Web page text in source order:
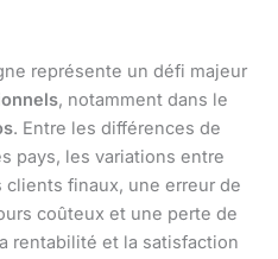
représente un défi majeur
, notamment dans le
. Entre les différences de
pays, les variations entre
finaux, une erreur de
coûteux et une perte de
rentabilité et la satisfaction